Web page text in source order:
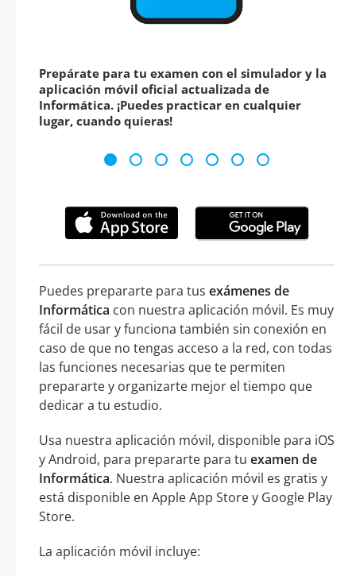
Prepárate para tu examen con el simulador y la
aplicación móvil oficial actualizada de
Informática. ¡Puedes practicar en cualquier
lugar, cuando quieras!
Puedes prepararte para tus exámenes de
Informática con nuestra aplicación móvil. Es muy
fácil de usar y funciona también sin conexión en
caso de que no tengas acceso a la red, con todas
las funciones necesarias que te permiten
prepararte y organizarte mejor el tiempo que
dedicar a tu estudio.
Usa nuestra aplicación móvil, disponible para iOS
y Android, para prepararte para tu examen de
Informática. Nuestra aplicación móvil es gratis y
está disponible en Apple App Store y Google Play
Store.
La aplicación móvil incluye: